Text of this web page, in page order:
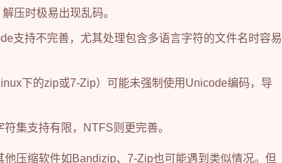
压时极易出现乱码。
支持不完善，尤其处理包含多语言字符的文件名时容易
下的zip或7-Zip）可能未强制使用Unicode编码，导
集支持有限，NTFS则更完善。
压缩软件如Bandizip、7-Zip也可能遇到类似情况。但